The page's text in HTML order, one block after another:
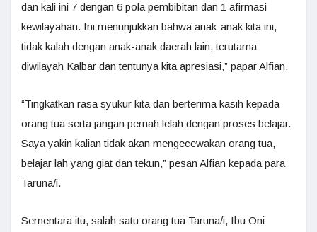
dan kali ini 7 dengan 6 pola pembibitan dan 1 afirmasi
kewilayahan. Ini menunjukkan bahwa anak-anak kita ini,
tidak kalah dengan anak-anak daerah lain, terutama
diwilayah Kalbar dan tentunya kita apresiasi,” papar Alfian.
“Tingkatkan rasa syukur kita dan berterima kasih kepada
orang tua serta jangan pernah lelah dengan proses belajar.
Saya yakin kalian tidak akan mengecewakan orang tua,
belajar lah yang giat dan tekun,” pesan Alfian kepada para
Taruna/i.
Sementara itu, salah satu orang tua Taruna/i, Ibu Oni